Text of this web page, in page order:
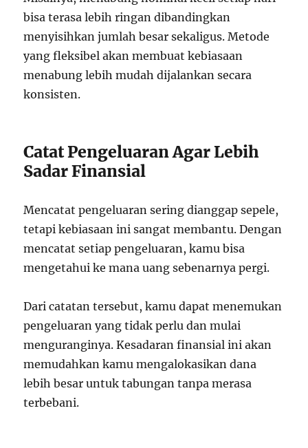
bisa terasa lebih ringan dibandingkan
menyisihkan jumlah besar sekaligus. Metode
yang fleksibel akan membuat kebiasaan
menabung lebih mudah dijalankan secara
konsisten.
Catat Pengeluaran Agar Lebih
Sadar Finansial
Mencatat pengeluaran sering dianggap sepele,
tetapi kebiasaan ini sangat membantu. Dengan
mencatat setiap pengeluaran, kamu bisa
mengetahui ke mana uang sebenarnya pergi.
Dari catatan tersebut, kamu dapat menemukan
pengeluaran yang tidak perlu dan mulai
menguranginya. Kesadaran finansial ini akan
memudahkan kamu mengalokasikan dana
lebih besar untuk tabungan tanpa merasa
terbebani.